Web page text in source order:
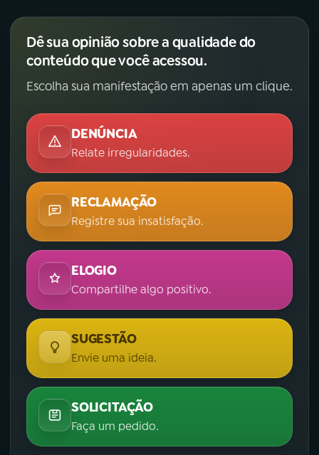
Dê sua opinião sobre a qualidade do
conteúdo que você acessou.
Escolha sua manifestação em apenas um clique.
DENÚNCIA
Relate irregularidades.
RECLAMAÇÃO
Registre sua insatisfação.
ELOGIO
Compartilhe algo positivo.
SUGESTÃO
Envie uma ideia.
SOLICITAÇÃO
Faça um pedido.